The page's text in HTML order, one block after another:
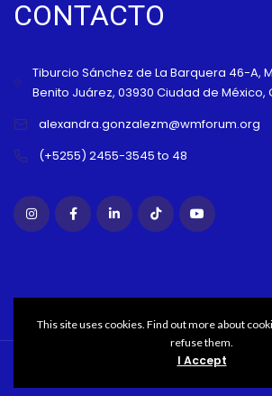
CONTACTO
Tiburcio Sánchez de La Barquera 46-A,
Benito Juárez, 03930 Ciudad de México,
alexandra.gonzalezm@wmforum.org
(+5255) 2455-3545 to 48
This site uses cookies. Find out more about
refuse them.
I Accept